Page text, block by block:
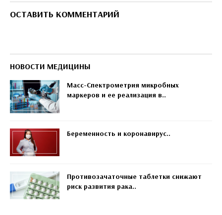
ОСТАВИТЬ КОММЕНТАРИЙ
НОВОСТИ МЕДИЦИНЫ
Масс-Спектрометрия микробных
маркеров и ее реализация в..
Беременность и коронавирус..
Противозачаточные таблетки снижают
риск развития рака..